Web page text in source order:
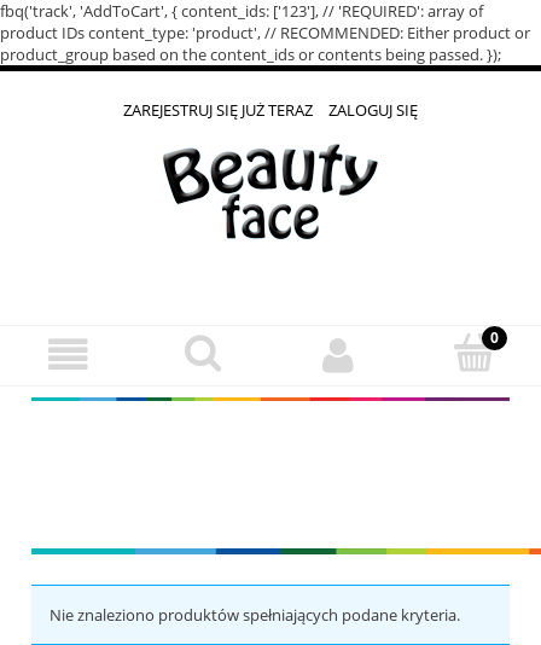
fbq('track', 'AddToCart', { content_ids: ['123'], // 'REQUIRED': array of
product IDs content_type: 'product', // RECOMMENDED: Either product or
product_group based on the content_ids or contents being passed. });
ZAREJESTRUJ SIĘ JUŻ TERAZ ZALOGUJ SIĘ
Nie znaleziono produktów spełniających podane kryteria.